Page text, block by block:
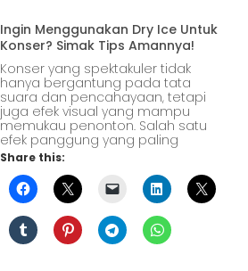
Ingin Menggunakan Dry Ice Untuk
Konser? Simak Tips Amannya!
Konser yang spektakuler tidak
hanya bergantung pada tata
suara dan pencahayaan, tetapi
juga efek visual yang mampu
memukau penonton. Salah satu
efek panggung yang paling
Share this: